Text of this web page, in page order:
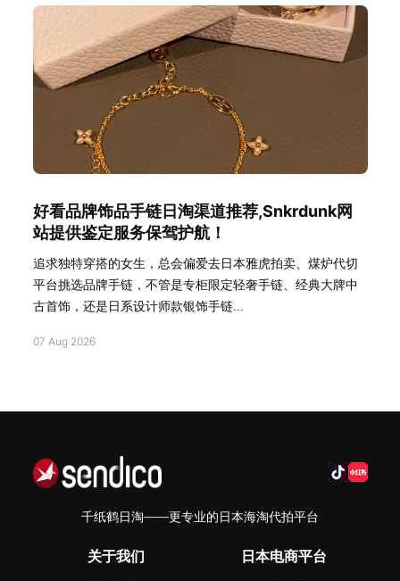
好看品牌饰品手链日淘渠道推荐,Snkrdunk网
站提供鉴定服务保驾护航！
追求独特穿搭的女生，总会偏爱去日本雅虎拍卖、煤炉代切
平台挑选品牌手链，不管是专柜限定轻奢手链、经典大牌中
古首饰，还是日系设计师款银饰手链...
07 Aug 2026
千纸鹤日淘——更专业的日本海淘代拍平台
关于我们 日本电商平台